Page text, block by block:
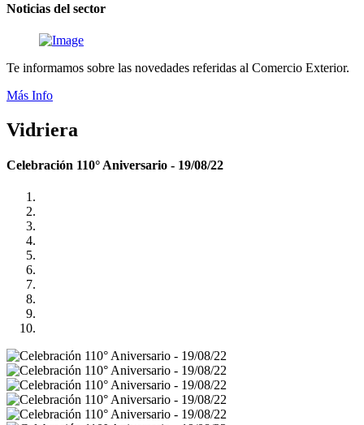
Noticias del sector
Te informamos sobre las novedades referidas al Comercio Exterior.
Más Info
Vidriera
Celebración 110° Aniversario - 19/08/22